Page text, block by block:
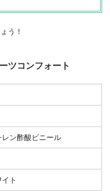
う！
ツコンフォート
ン酢酸ビニール
ト